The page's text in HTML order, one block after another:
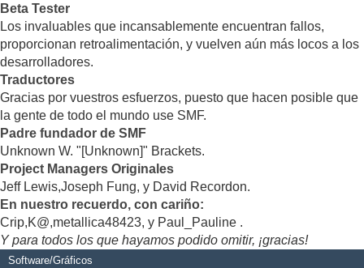
Beta Tester
Los invaluables que incansablemente encuentran fallos,
proporcionan retroalimentación, y vuelven aún más locos a los
desarrolladores.
Traductores
Gracias por vuestros esfuerzos, puesto que hacen posible que
la gente de todo el mundo use SMF.
Padre fundador de SMF
Unknown W. "[Unknown]" Brackets.
Project Managers Originales
Jeff Lewis,Joseph Fung, y David Recordon.
En nuestro recuerdo, con cariño:
Crip,K@,metallica48423, y Paul_Pauline .
Y para todos los que hayamos podido omitir, ¡gracias!
Software/Gráficos